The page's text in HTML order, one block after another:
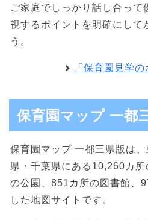
ご家庭でしっかり話し合って
視するポイントを明確にして
う。
「保育園見学
保育園マップ 一都
保育園マップ 一都三県版は
県・千葉県にある10,260カ
の公園、851カ所の図書館、
した地図サイトです。